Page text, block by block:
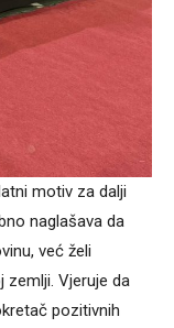
motiv za dalji
naglašava da
već želi
Vjeruje da
pozitivnih